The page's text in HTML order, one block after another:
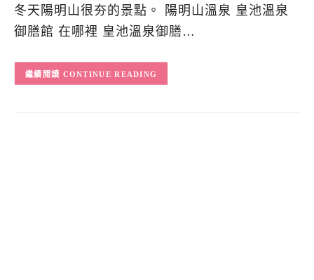
冬天陽明山很夯的景點。 陽明山溫泉 皇池溫泉
御膳館 在哪裡 皇池溫泉御膳…
CONTINUE READING